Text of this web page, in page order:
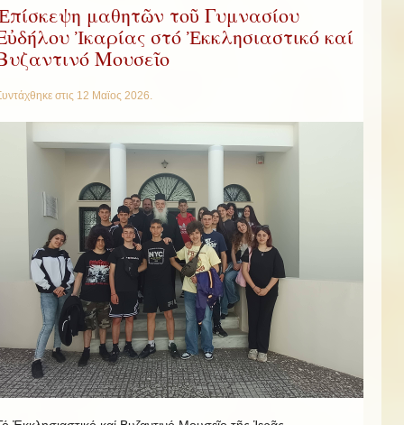
μαθητῶν τοῦ Γυμνασίου
Ἰκαρίας στό Ἐκκλησιαστικό καί
Μουσεῖο
στις 12 Μαϊος 2026